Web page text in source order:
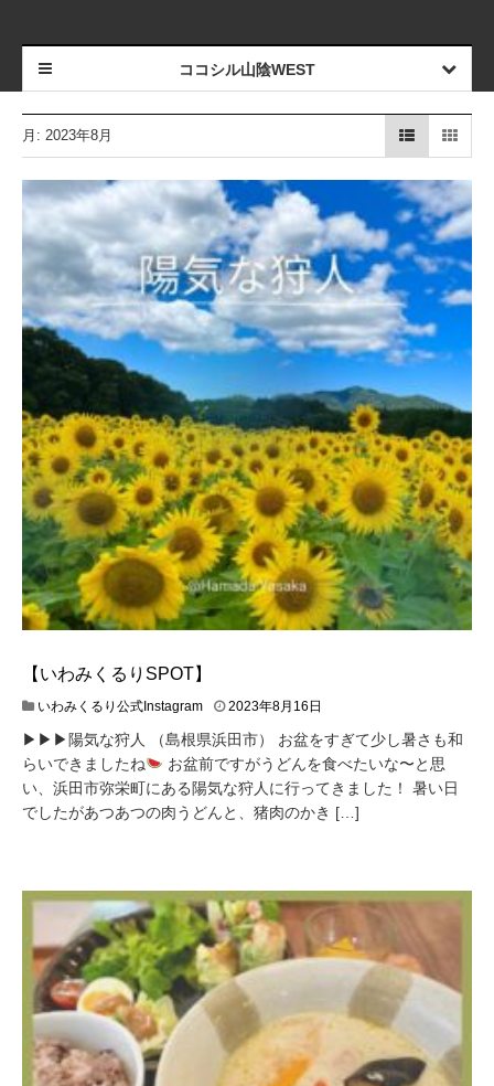
ココシル山陰WEST
月: 2023年8月
【いわみくるりSPOT】
いわみくるり公式Instagram 2023年8月16日
▶︎▶︎▶︎陽気な狩人 （島根県浜田市） お盆をすぎて少し暑さも和
らいできましたね
お盆前ですがうどんを食べたいな〜と思
い、浜田市弥栄町にある陽気な狩人に行ってきました！ 暑い日
でしたがあつあつの肉うどんと、猪肉のかき […]